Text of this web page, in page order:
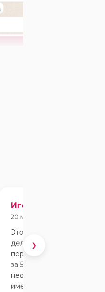
Игорь Чебан
20 марта 2025
Это просто прекрасно!
делается очень просто по
переписке в вотсапе,
за 5 минут. Очень
неожиданный сюрприз
именинника.
❯